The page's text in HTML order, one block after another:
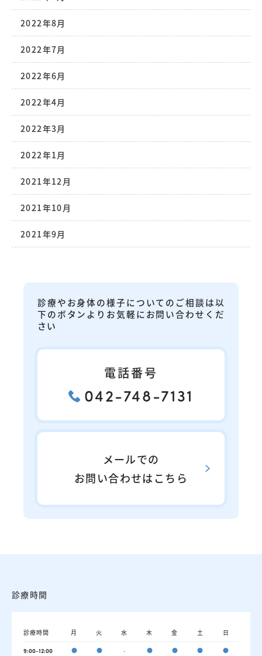
2022年8月
2022年7月
2022年6月
2022年4月
2022年3月
2022年1月
2021年12月
2021年10月
2021年9月
診療やお身体の様子についてのご相談は以
下のボタンよりお気軽にお問い合わせくだ
さい
電話番号
042-748-7131
メールでの
お問い合わせはこちら
診療時間
診療時間 月 火 水 木 金 土 日
9:00-12:00 ● ● - ● ● ● ●